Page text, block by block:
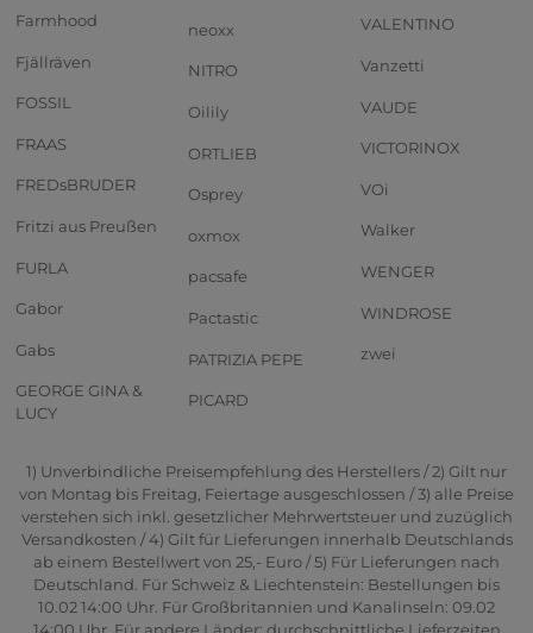
Farmhood
Fjällräven
FOSSIL
FRAAS
FREDsBRUDER
Fritzi aus Preußen
FURLA
Gabor
Gabs
GEORGE GINA &
LUCY
neoxx
NITRO
Oilily
ORTLIEB
Osprey
oxmox
pacsafe
Pactastic
PATRIZIA PEPE
PICARD
VALENTINO
Vanzetti
VAUDE
VICTORINOX
VOi
Walker
WENGER
WINDROSE
zwei
1) Unverbindliche Preisempfehlung des Herstellers / 2) Gilt nur
von Montag bis Freitag, Feiertage ausgeschlossen / 3) alle Preise
verstehen sich inkl. gesetzlicher Mehrwertsteuer und zuzüglich
Versandkosten / 4) Gilt für Lieferungen innerhalb Deutschlands
ab einem Bestellwert von 25,- Euro / 5) Für Lieferungen nach
Deutschland. Für Schweiz & Liechtenstein: Bestellungen bis
10.02 14:00 Uhr. Für Großbritannien und Kanalinseln: 09.02
14:00 Uhr. Für andere Länder: durchschnittliche Lieferzeiten